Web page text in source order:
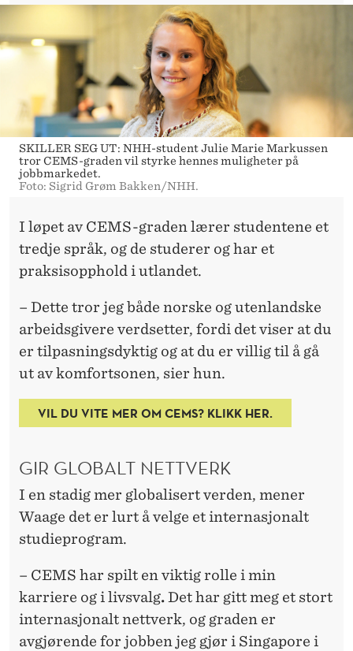
SKILLER SEG UT: NHH-student Julie Marie Markussen
tror CEMS-graden vil styrke hennes muligheter på
jobbmarkedet.
Foto: Sigrid Grøm Bakken/NHH.
I løpet av CEMS-graden lærer studentene et
tredje språk, og de studerer og har et
praksisopphold i utlandet.
– Dette tror jeg både norske og utenlandske
arbeidsgivere verdsetter, fordi det viser at du
er tilpasningsdyktig og at du er villig til å gå
ut av komfortsonen, sier hun.
VIL DU VITE MER OM CEMS? KLIKK HER.
GIR GLOBALT NETTVERK
I en stadig mer globalisert verden, mener
Waage det er lurt å velge et internasjonalt
studieprogram.
– CEMS har spilt en viktig rolle i min
karriere og i livsvalg.Det har gitt meg et stort
internasjonalt nettverk, og graden er
avgjørende for jobben jeg gjør i Singapore i